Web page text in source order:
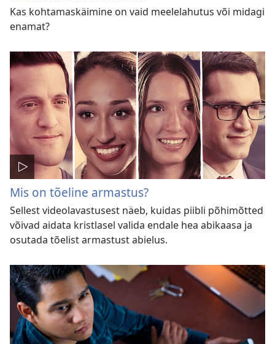
Kas kohtamaskäimine on vaid meelelahutus või midagi
enamat?
Mis on tõeline armastus?
Sellest videolavastusest näeb, kuidas piibli põhimõtted
võivad aidata kristlasel valida endale hea abikaasa ja
osutada tõelist armastust abielus.